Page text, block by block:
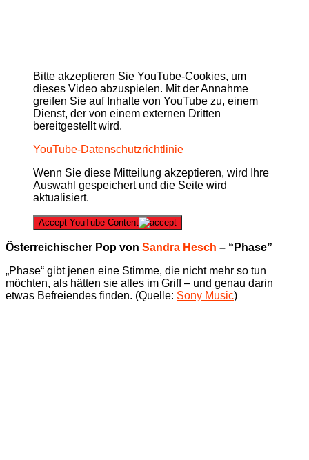
Bitte akzeptieren Sie YouTube-Cookies, um
dieses Video abzuspielen. Mit der Annahme
greifen Sie auf Inhalte von YouTube zu, einem
Dienst, der von einem externen Dritten
bereitgestellt wird.
YouTube-Datenschutzrichtlinie
Wenn Sie diese Mitteilung akzeptieren, wird Ihre
Auswahl gespeichert und die Seite wird
aktualisiert.
Accept YouTube Content
Österreichischer Pop von Sandra Hesch – “Phase”
„Phase“ gibt jenen eine Stimme, die nicht mehr so tun
möchten, als hätten sie alles im Griff – und genau darin
etwas Befreiendes finden. (Quelle: Sony Music)